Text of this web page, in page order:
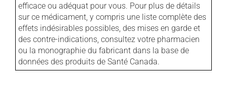
efficace ou adéquat pour vous. Pour plus de détails
sur ce médicament, y compris une liste complète des
effets indésirables possibles, des mises en garde et
des contre-indications, consultez votre pharmacien
ou la monographie du fabricant dans la base de
données des produits de Santé Canada.